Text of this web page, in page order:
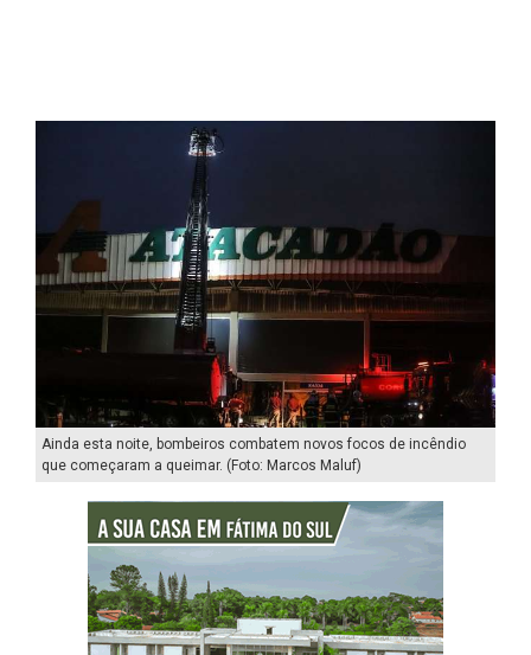
Ainda esta noite, bombeiros combatem novos focos de incêndio
que começaram a queimar. (Foto: Marcos Maluf)